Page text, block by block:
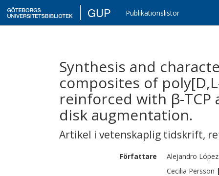
GUP Publikationslistor
Synthesis and
composites of
reinforced with β-
disk augmentation.
Artikel i vetenskaplig tidskrift,
Författare Alejandro López
Cecilia Persson